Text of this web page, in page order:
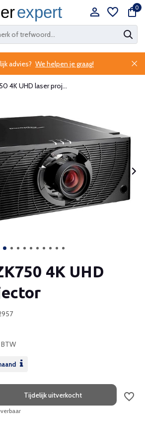
0
advies? We helpen je graag!
4K UHD laser proj...
4K UHD
BTW
Tijdelijk uitverkocht